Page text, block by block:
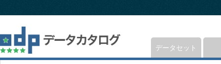
キ
プ
し
て
データセット